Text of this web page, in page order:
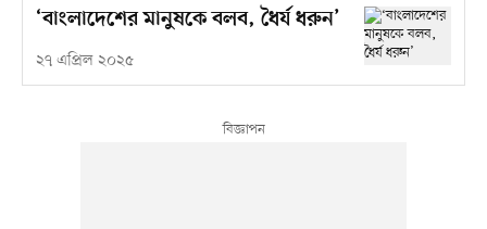
‘বাংলাদেশের মানুষকে বলব, ধৈর্য ধরুন’
২৭ এপ্রিল ২০২৫